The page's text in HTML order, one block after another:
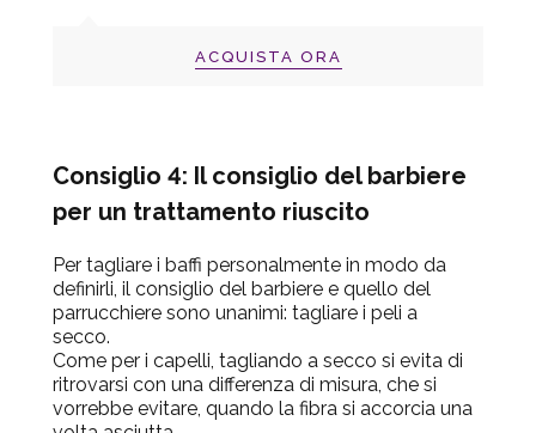
ACQUISTA ORA
Consiglio 4: Il consiglio del barbiere
per un trattamento riuscito
Per tagliare i baffi personalmente in modo da
definirli, il consiglio del barbiere e quello del
parrucchiere sono unanimi: tagliare i peli a
secco.
Come per i capelli, tagliando a secco si evita di
ritrovarsi con una differenza di misura, che si
vorrebbe evitare, quando la fibra si accorcia una